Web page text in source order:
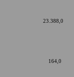
23.388,0
zřizovatele 164,0